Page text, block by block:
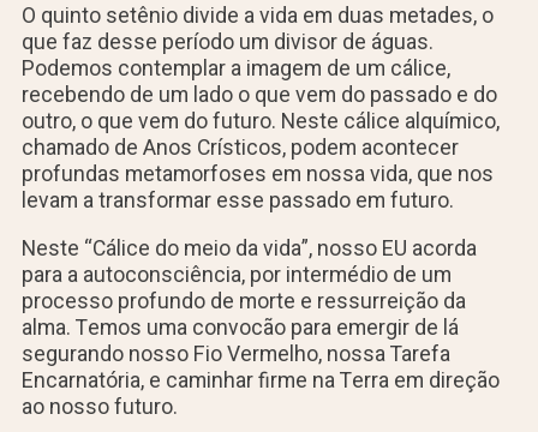
O quinto setênio divide a vida em duas metades, o
que faz desse período um divisor de águas.
Podemos contemplar a imagem de um cálice,
recebendo de um lado o que vem do passado e do
outro, o que vem do futuro. Neste cálice alquímico,
chamado de Anos Crísticos, podem acontecer
profundas metamorfoses em nossa vida, que nos
levam a transformar esse passado em futuro.
Neste “Cálice do meio da vida”, nosso EU acorda
para a autoconsciência, por intermédio de um
processo profundo de morte e ressurreição da
alma. Temos uma convocão para emergir de lá
segurando nosso Fio Vermelho, nossa Tarefa
Encarnatória, e caminhar firme na Terra em direção
ao nosso futuro.